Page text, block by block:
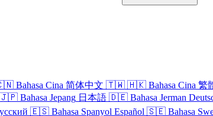
Bahasa Cina 简体中文 🇹🇼 🇭🇰 Bahasa Cina 繁
Bahasa Jepang 日本語 🇩🇪 Bahasa Jerman
🇪🇸 Bahasa Spanyol Español 🇸🇪 Bahasa